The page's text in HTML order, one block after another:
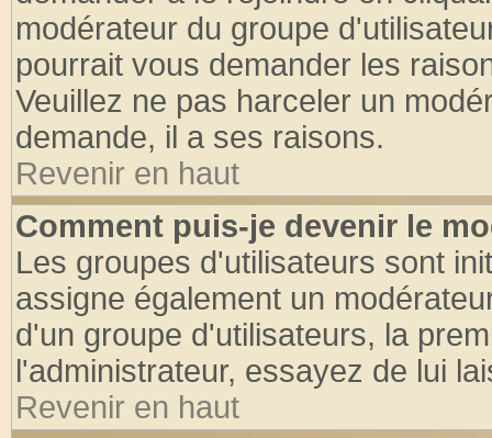
modérateur du groupe
pourrait vous demander les
Veuillez ne pas harceler un
demande, il a ses raisons.
Revenir en haut
Comment puis-je devenir le
Les groupes d'utilisateurs sont
assigne également un
d'un groupe d'utilisateurs, la
l'administrateur, essayez de lui
Revenir en haut